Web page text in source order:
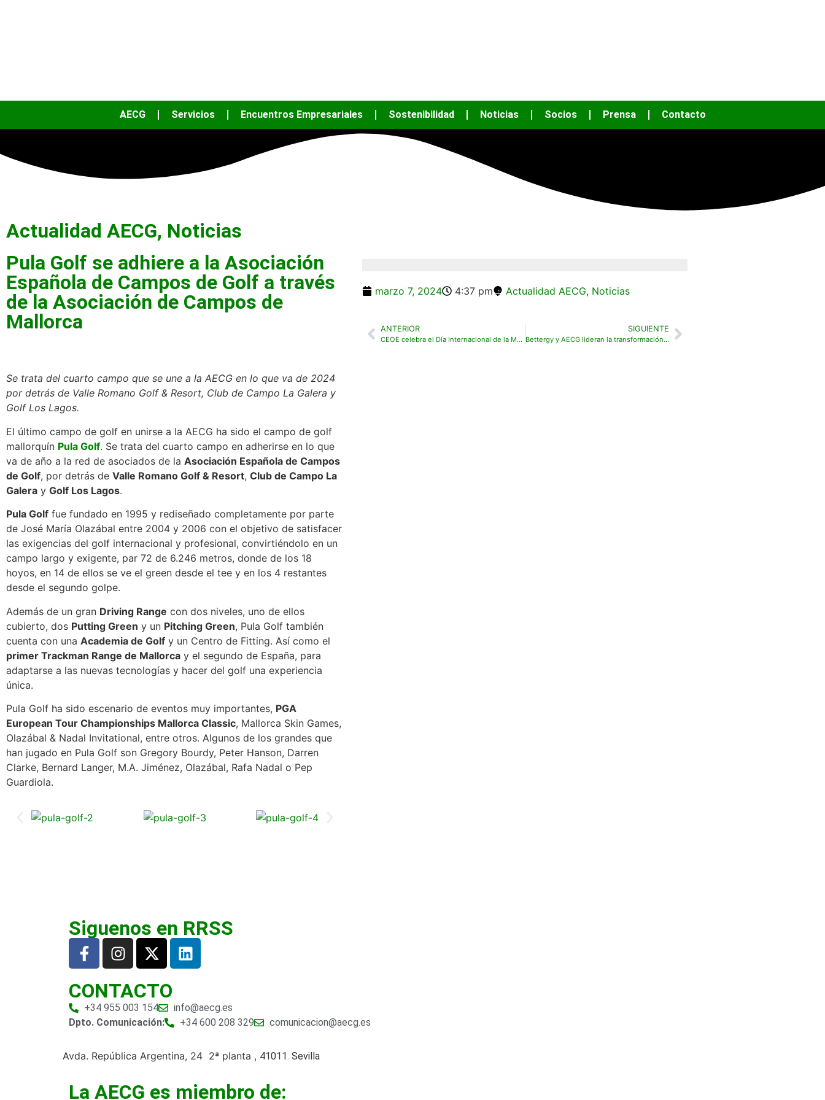
AECG Servicios Encuentros Empresariales Sostenibilidad Noticias Socios Prensa Contacto
Actualidad AECG, Noticias
Pula Golf se adhiere a la Asociación
Española de Campos de Golf a través
de la Asociación de Campos de
Mallorca
Se trata del cuarto campo que se une a la AECG en lo que va de 2024
por detrás de Valle Romano Golf & Resort, Club de Campo La Galera y
Golf Los Lagos.
El último campo de golf en unirse a la AECG ha sido el campo de golf
mallorquín Pula Golf. Se trata del cuarto campo en adherirse en lo que
va de año a la red de asociados de la Asociación Española de Campos
de Golf, por detrás de Valle Romano Golf & Resort, Club de Campo La
Galera y Golf Los Lagos.
Pula Golf fue fundado en 1995 y rediseñado completamente por parte
de José María Olazábal entre 2004 y 2006 con el objetivo de satisfacer
las exigencias del golf internacional y profesional, convirtiéndolo en un
campo largo y exigente, par 72 de 6.246 metros, donde de los 18
hoyos, en 14 de ellos se ve el green desde el tee y en los 4 restantes
desde el segundo golpe.
Además de un gran Driving Range con dos niveles, uno de ellos
cubierto, dos Putting Green y un Pitching Green, Pula Golf también
cuenta con una Academia de Golf y un Centro de Fitting. Así como el
primer Trackman Range de Mallorca y el segundo de España, para
adaptarse a las nuevas tecnologías y hacer del golf una experiencia
única.
Pula Golf ha sido escenario de eventos muy importantes, PGA
European Tour Championships Mallorca Classic, Mallorca Skin Games,
Olazábal & Nadal Invitational, entre otros. Algunos de los grandes que
han jugado en Pula Golf son Gregory Bourdy, Peter Hanson, Darren
Clarke, Bernard Langer, M.A. Jiménez, Olazábal, Rafa Nadal o Pep
Guardiola.
marzo 7, 2024 4:37 pm Actualidad AECG, Noticias
ANTERIOR
CEOE celebra el Día Internacional de la Mujer
SIGUIENTE
Bettergy y AECG lideran la transformación sostenible con un nuevo sistema de Certificados de Ahorro Energético en Campos de Golf
Siguenos en RRSS
CONTACTO
+34 955 003 154
info@aecg.es
Dpto. Comunicación:
+34 600 208 329 comunicacion@aecg.es
Avda. República Argentina, 24 2ª planta , 41011. Sevilla
La AECG es miembro de: